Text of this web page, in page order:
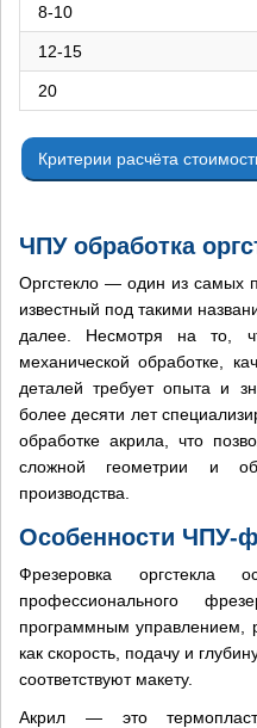
8-10
12-15
20
Критерии расчёта
ЧПУ обработка
Оргстекло — один из самых
известный под такими
далее. Несмотря на то,
механической обработке,
деталей требует опыта и
более десяти лет
обработке акрила, что
сложной геометрии и
производства.
Особенности ЧПУ-
Фрезеровка оргстекла
профессионального
программным управлением,
как скорость, подачу и
соответствуют макету.
Акрил — это